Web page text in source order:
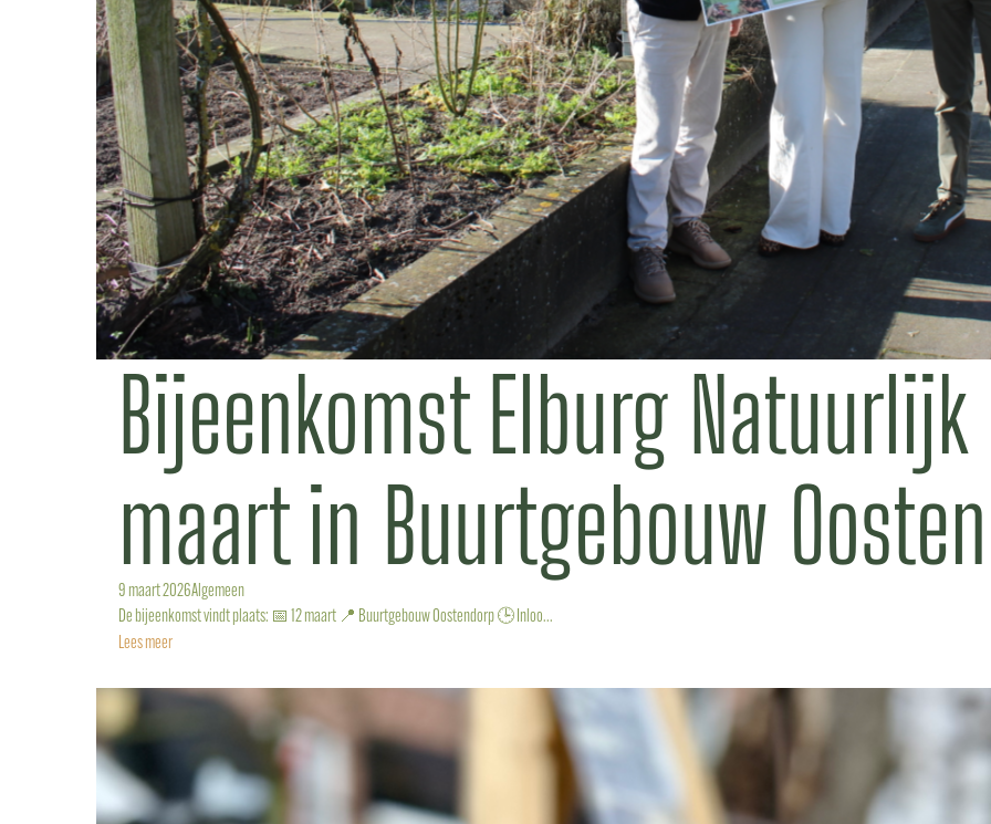
Bijeenkomst Elburg Natuurlijk
maart in Buurtgebouw
9 maart 2026Algemeen
De bijeenkomst vindt plaats: 📅 12 maart 📍 Buurtgebouw Oostendorp 🕒 Inloo...
Lees meer